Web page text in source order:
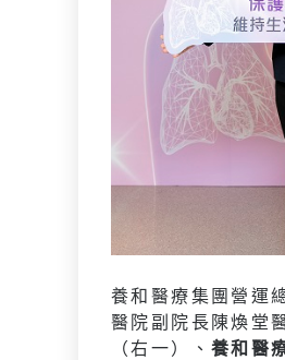
養和醫療集團營運
醫院副院長陳煥堂
（右一）、 養和醫